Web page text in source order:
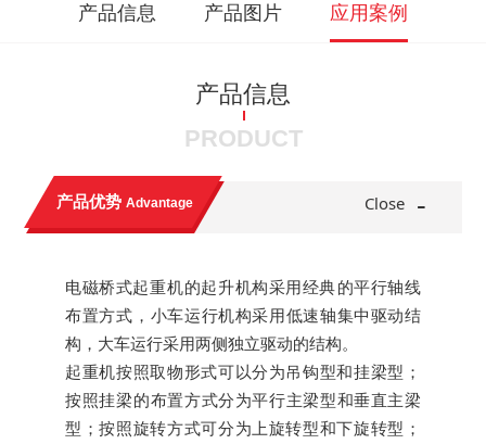
产品信息 产品图片 应用案例
产品信息
PRODUCT
产品优势Advantage Close -
电磁桥式起重机的起升机构采用经典的平行轴线
布置方式，小车运行机构采用低速轴集中驱动结
构，大车运行采用两侧独立驱动的结构。
起重机按照取物形式可以分为吊钩型和挂梁型；
按照挂梁的布置方式分为平行主梁型和垂直主梁
型；按照旋转方式可分为上旋转型和下旋转型；